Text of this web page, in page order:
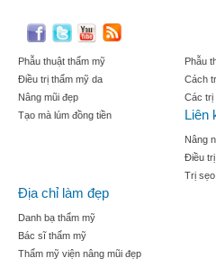
Phẫu thuật thẩm mỹ
Điều trị thẩm mỹ da
Nâng mũi đẹp
Tạo mà lúm đồng tiền
Phẫu
Cách
Các trị
Liên
Nâng
Điều
Trị
Địa chỉ làm đẹp
Danh bạ thẩm mỹ
Bác sĩ thẩm mỹ
Thẩm mỹ viện nâng mũi đẹp